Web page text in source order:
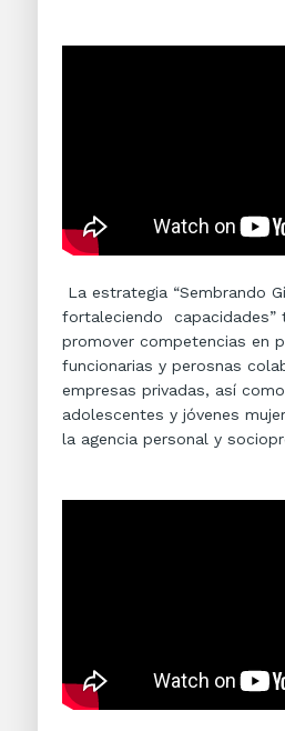
La estrategia “Sembrando
fortaleciendo capacidades”
promover competencias en
funcionarias y perosnas
empresas privadas, así
adolescentes y jóvenes
la agencia personal y